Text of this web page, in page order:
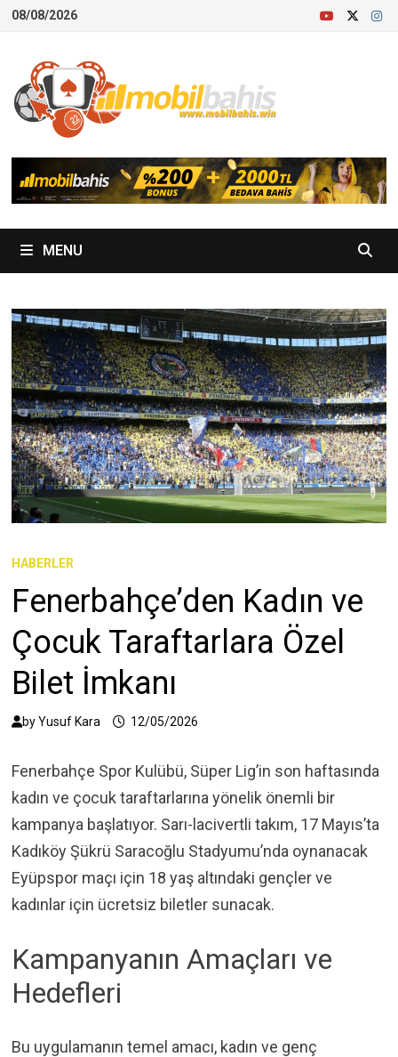
Skip
content
08/08/2026
MENU
HABERLER
Fenerbahçe’den Kadın ve
Çocuk Taraftarlara Özel
Bilet İmkanı
byYusuf Kara 12/05/2026
Fenerbahçe Spor Kulübü, Süper Lig’in son haftasında
kadın ve çocuk taraftarlarına yönelik önemli bir
kampanya başlatıyor. Sarı-lacivertli takım, 17 Mayıs’ta
Kadıköy Şükrü Saracoğlu Stadyumu’nda oynanacak
Eyüpspor maçı için 18 yaş altındaki gençler ve
kadınlar için ücretsiz biletler sunacak.
Kampanyanın Amaçları ve
Hedefleri
Bu uygulamanın temel amacı, kadın ve genç